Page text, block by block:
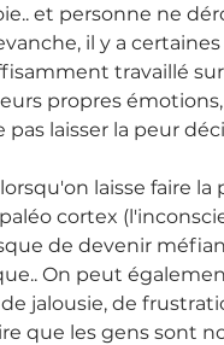
et personne ne
il y a
travaillé
propres
pas laisser la peur
laisse faire la
cortex
de devenir
On peut
jalousie, de
que les gens sont